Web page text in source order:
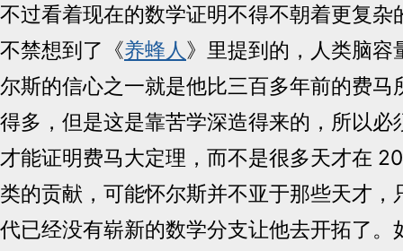
不过看着现在的数学证明不得不朝着更复杂
不禁想到了《养蜂人》里提到的，人类脑容
尔斯的信心之一就是他比三百多年前的费马
得多，但是这是靠苦学深造得来的，所以
才能证明费马大定理，而不是很多天才在
类的贡献，可能怀尔斯并不亚于那些天才，
代已经没有崭新的数学分支让他去开拓了。